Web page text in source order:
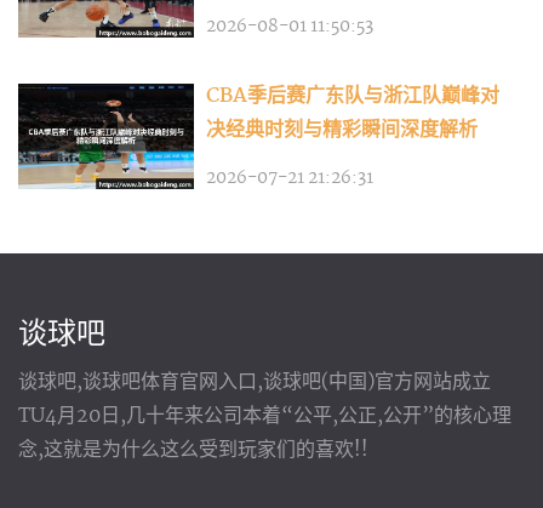
2026-08-01 11:50:53
CBA季后赛广东队与浙江队巅峰对
决经典时刻与精彩瞬间深度解析
2026-07-21 21:26:31
谈球吧
谈球吧,谈球吧体育官网入口,谈球吧(中国)官方网站成立
TU4月20日,几十年来公司本着“公平,公正,公开”的核心理
念,这就是为什么这么受到玩家们的喜欢!!